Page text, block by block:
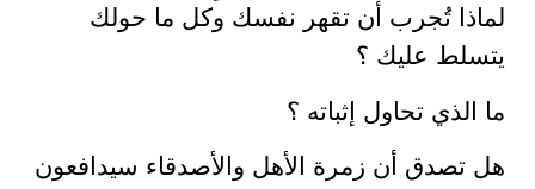
لماذا تُجرب أن تقهر نفسك وكل ما حولك
يتسلط عليك ؟
ما الذي تحاول إثباته ؟
هل تصدق أن زمرة الأهل والأصدقاء سيدافعون